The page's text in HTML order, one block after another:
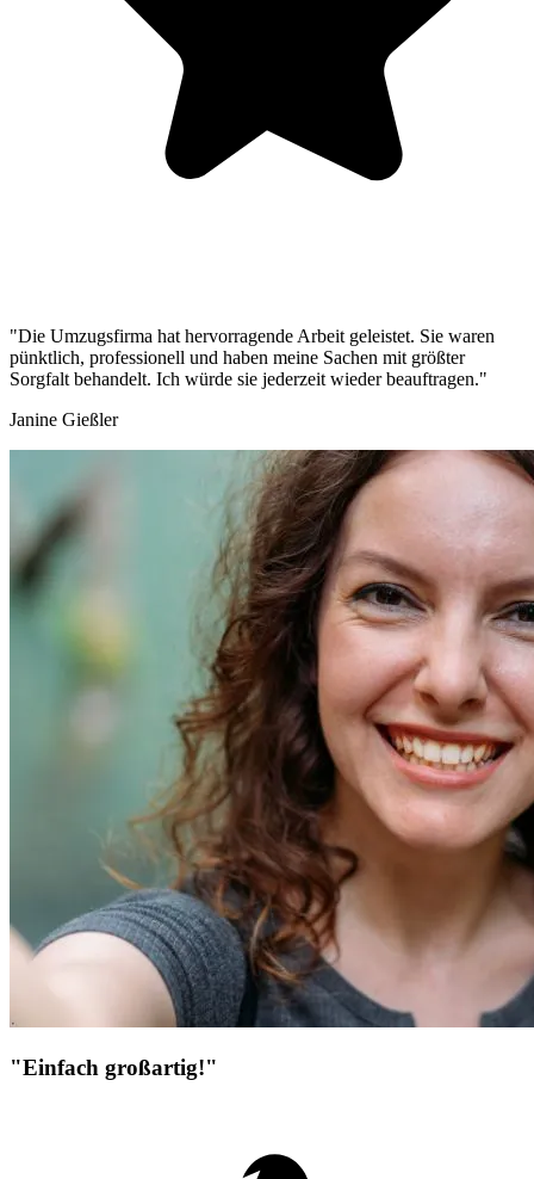
"Die Umzugsfirma hat hervorragende Arbeit geleistet. Sie waren
pünktlich, professionell und haben meine Sachen mit größter
Sorgfalt behandelt. Ich würde sie jederzeit wieder beauftragen."
Janine Gießler
"Einfach großartig!"